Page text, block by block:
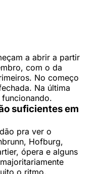
a abrir a partir
com o da
No começo
Na última
suficientes em
pra ver o
Hofburg,
ópera e alguns
o ritmo.